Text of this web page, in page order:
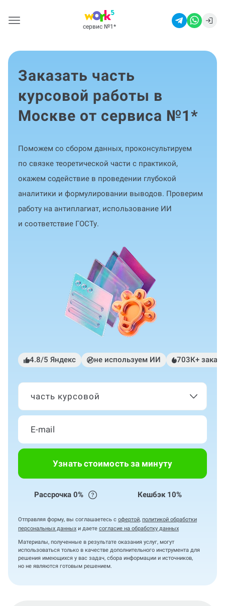
сервис №1 *
Заказать часть
курсовой работы в
Москве от сервиса №1*
Поможем со сбором данных, проконсультируем
по связке теоретической части с практикой,
окажем содействие в проведении глубокой
аналитики и формулировании выводов. Проверим
работу на антиплагиат, использование ИИ
и соответствие ГОСТу.
4.8/5 Яндекс не используем ИИ 703К+
часть курсовой
Узнать стоимость за минуту
Рассрочка 0% Кешбэк 10%
Отправляя форму, вы соглашаетесь с офертой, политикой обработки
персональных данных и даете согласие на обработку данных
Материалы, полученные в результате оказания услуг, могут
использоваться только в качестве дополнительного инструмента для
решения имеющихся у вас задач, сбора информации и источников,
но не являются готовым решением.